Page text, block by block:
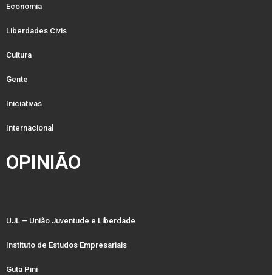
Economia
Liberdades Civis
Cultura
Gente
Iniciativas
Internacional
OPINIÃO
UJL – União Juventude e Liberdade
Instituto de Estudos Empresariais
Guta Pini